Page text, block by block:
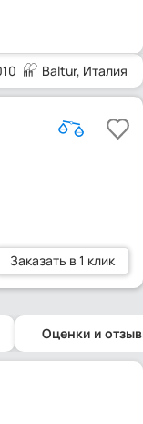
Baltur, Италия
Заказать в 1 клик
Оценки и